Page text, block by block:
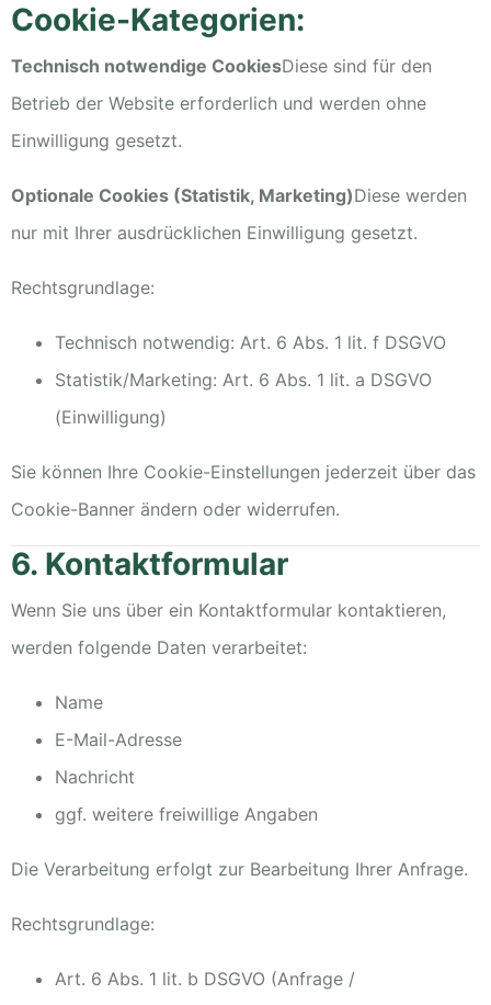
Cookie-Kategorien:
Technisch notwendige CookiesDiese sind für den
Betrieb der Website erforderlich und werden ohne
Einwilligung gesetzt.
Optionale Cookies (Statistik, Marketing)Diese werden
nur mit Ihrer ausdrücklichen Einwilligung gesetzt.
Rechtsgrundlage:
Technisch notwendig: Art. 6 Abs. 1 lit. f DSGVO
Statistik/Marketing: Art. 6 Abs. 1 lit. a DSGVO
(Einwilligung)
Sie können Ihre Cookie-Einstellungen jederzeit über das
Cookie-Banner ändern oder widerrufen.
6. Kontaktformular
Wenn Sie uns über ein Kontaktformular kontaktieren,
werden folgende Daten verarbeitet:
Name
E-Mail-Adresse
Nachricht
ggf. weitere freiwillige Angaben
Die Verarbeitung erfolgt zur Bearbeitung Ihrer Anfrage.
Rechtsgrundlage:
Art. 6 Abs. 1 lit. b DSGVO (Anfrage /